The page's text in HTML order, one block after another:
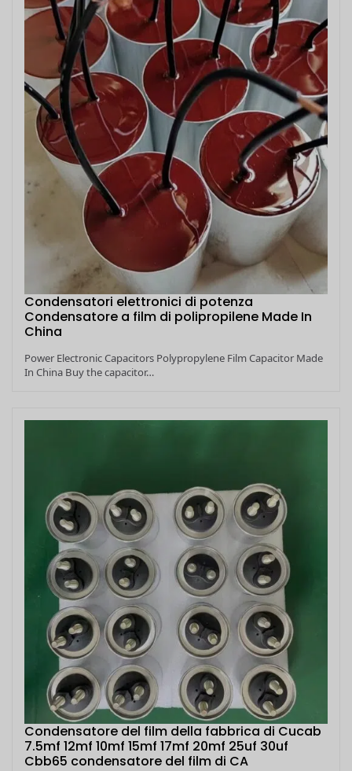
Condensatori elettronici di potenza
Condensatore a film di polipropilene Made In
China
Power Electronic Capacitors Polypropylene Film Capacitor Made
In China Buy the capacitor…
Condensatore del film della fabbrica di Cucab
7.5mf 12mf 10mf 15mf 17mf 20mf 25uf 30uf
Cbb65 condensatore del film di CA